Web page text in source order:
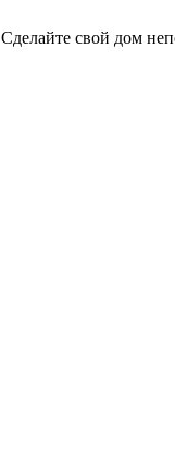
Сделайте свой дом